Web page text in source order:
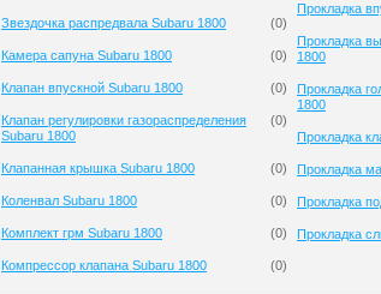
Звездочка распредвала Subaru 1800 (0)
Камера сапуна Subaru 1800 (0)
Клапан впускной Subaru 1800 (0)
Клапан регулировки газораспределения
Subaru 1800
(0)
Клапанная крышка Subaru 1800 (0)
Коленвал Subaru 1800 (0)
Комплект грм Subaru 1800 (0)
Компрессор клапана Subaru 1800 (0)
Прокладка
Прокладка
1800
Прокладка
1800
Прокладка
Прокладка
Прокладка
Прокладка